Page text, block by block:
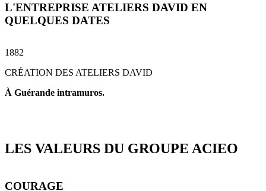
L'ENTREPRISE ATELIERS DAVID EN
QUELQUES DATES
1882
CRÉATION DES ATELIERS DAVID
À Guérande intramuros.
LES VALEURS DU GROUPE ACIEO
COURAGE